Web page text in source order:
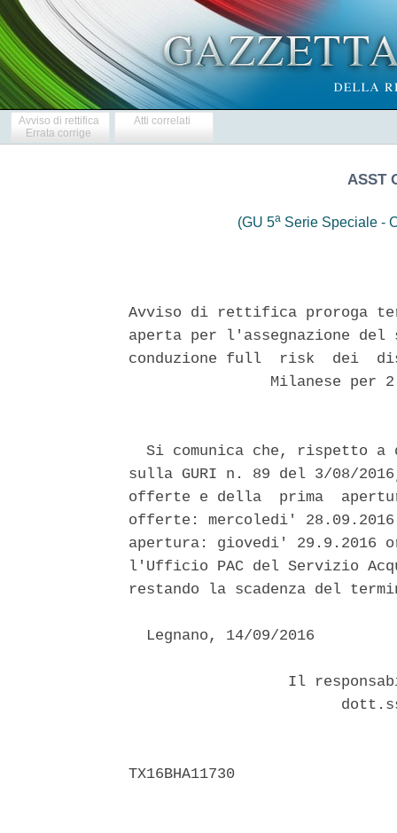
Avviso di rettifica
Errata corrige
Atti correlati
ASST
(GU 5aSerie Speciale -
Avviso di rettifica proroga
aperta per l'assegnazione del
conduzione full  risk  dei
Milanese per
Si comunica che, rispetto a
sulla GURI n. 89 del 3/08/
offerte e della  prima
offerte: mercoledi'
apertura: giovedi' 29.9.2016
l'Ufficio PAC del Servizio
restando la scadenza del
  Legnano, 14/09/2016
Il